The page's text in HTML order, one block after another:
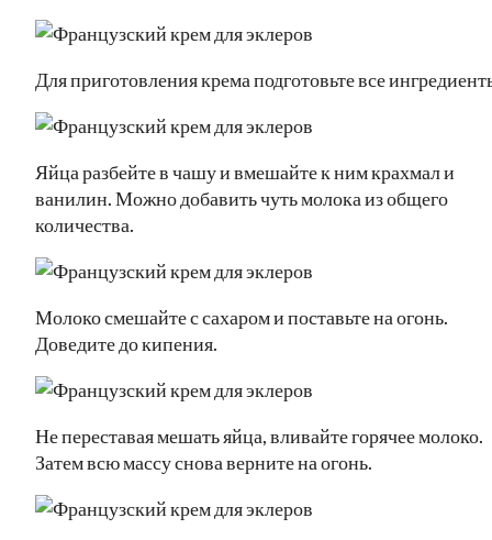
Для приготовления крема подготовьте все
Яйца разбейте в чашу и вмешайте к ним крахмал и
ванилин. Можно добавить чуть молока из общего
количества.
Молоко смешайте с сахаром и поставьте на огонь.
Доведите до кипения.
Не переставая мешать яйца, вливайте горячее молоко.
Затем всю массу снова верните на огонь.